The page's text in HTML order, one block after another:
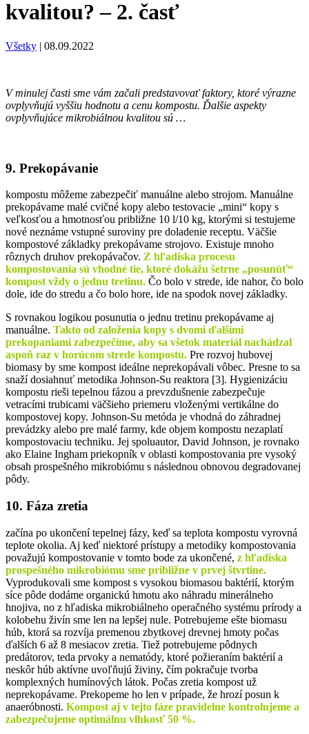
kvalitou? – 2. časť
Všetky | 08.09.2022
V minulej časti sme vám začali predstavovať faktory, ktoré výrazne
ovplyvňujú vyššiu hodnotu a cenu kompostu. Ďalšie aspekty
ovplyvňujúce mikrobiálnou kvalitou sú …
9. Prekopávanie
kompostu môžeme zabezpečiť manuálne alebo strojom. Manuálne
prekopávame malé cvičné kopy alebo testovacie „mini“ kopy s
veľkosťou a hmotnosťou približne 10 l/10 kg, ktorými si testujeme
nové neznáme vstupné suroviny pre doladenie receptu. Väčšie
kompostové základky prekopávame strojovo. Existuje mnoho
rôznych druhov prekopávačov. Z hľadiska procesu
kompostovania sú vhodné tie, ktoré dokážu šetrne „posunúť“
kompost vždy o jednu tretinu. Čo bolo v strede, ide nahor, čo bolo
dole, ide do stredu a čo bolo hore, ide na spodok novej základky.
S rovnakou logikou posunutia o jednu tretinu prekopávame aj
manuálne. Takto od založenia kopy s dvomi ďalšími
prekopaniami zabezpečíme, aby sa všetok materiál nachádzal
aspoň raz v horúcom strede kompostu. Pre rozvoj hubovej
biomasy by sme kompost ideálne neprekopávali vôbec. Presne to sa
snaží dosiahnuť metodika Johnson-Su reaktora [3]. Hygienizáciu
kompostu rieši tepelnou fázou a prevzdušnenie zabezpečuje
vetracími trubicami väčšieho priemeru vloženými vertikálne do
kompostovej kopy. Johnson-Su metóda je vhodná do záhradnej
prevádzky alebo pre malé farmy, kde objem kompostu nezaplatí
kompostovaciu techniku. Jej spoluautor, David Johnson, je rovnako
ako Elaine Ingham priekopník v oblasti kompostovania pre vysoký
obsah prospešného mikrobiómu s následnou obnovou degradovanej
pôdy.
10. Fáza zretia
začína po ukončení tepelnej fázy, keď sa teplota kompostu vyrovná
teplote okolia. Aj keď niektoré prístupy a metodiky kompostovania
považujú kompostovanie v tomto bode za ukončené, z hľadiska
prospešného mikrobiómu sme približne v prvej štvrtine.
Vyprodukovali sme kompost s vysokou biomasou baktérií, ktorým
síce pôde dodáme organickú hmotu ako náhradu minerálneho
hnojiva, no z hľadiska mikrobiálneho operačného systému prírody a
kolobehu živín sme len na lepšej nule. Potrebujeme ešte biomasu
húb, ktorá sa rozvíja premenou zbytkovej drevnej hmoty počas
ďalších 6 až 8 mesiacov zretia. Tiež potrebujeme pôdnych
predátorov, teda prvoky a nematódy, ktoré požieraním baktérií a
neskôr húb aktívne uvoľňujú živiny, čím pokračuje tvorba
komplexných humínových látok. Počas zretia kompost už
neprekopávame. Prekopeme ho len v prípade, že hrozí posun k
anaeróbnosti. Kompost aj v tejto fáze pravidelne kontrolujeme a
zabezpečujeme optimálnu vlhkosť 50 %.